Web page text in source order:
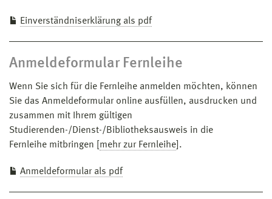
Einverständniserklärung als pdf
Anmeldeformular Fernleihe
Wenn Sie sich für die Fernleihe anmelden möchten, können
Sie das Anmeldeformular online ausfüllen, ausdrucken und
zusammen mit Ihrem gültigen
Studierenden-/Dienst-/Bibliotheksausweis in die
Fernleihe mitbringen [ mehr zur Fernleihe ].
Anmeldeformular als pdf